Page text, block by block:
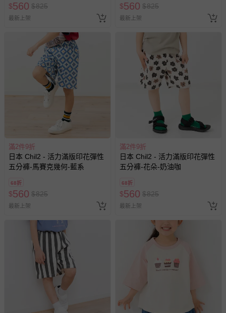
$560 $825
最新上架
$560 $825
最新上架
滿2件9折
日本 Chil2 - 活力滿版印花彈性
五分褲-馬賽克幾何-藍系
68折
$560 $825
最新上架
滿2件9折
日本 Chil2 - 活力滿版印花彈性
五分褲-花朵-奶油咖
68折
$560 $825
最新上架